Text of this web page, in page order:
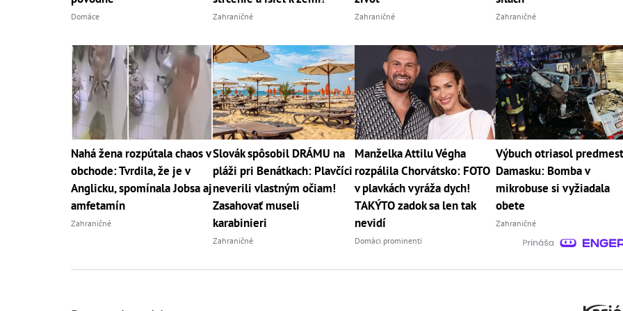
Domáce Zahraničné Zahraničné Zahraničné
Nahá žena rozpútala chaos v
obchode: Tvrdila, že je v
Anglicku, spomínala Jobsa aj
amfetamín
Zahraničné
Slovák spôsobil DRÁMU na
pláži pri Benátkach: Plavčíci
neverili vlastným očiam!
Zasahovať museli
karabinieri
Zahraničné
Manželka Attilu Végha
rozpálila Chorvátsko: FOTO
v plavkách vyráža dych!
TAKÝTO zadok sa len tak
nevidí
Domáci prominenti
Výbuch otriasol
Damasku: Bomba v
mikrobuse si vyžiadala
obete
Zahraničné